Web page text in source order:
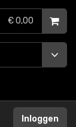
€ 0,00
Inloggen